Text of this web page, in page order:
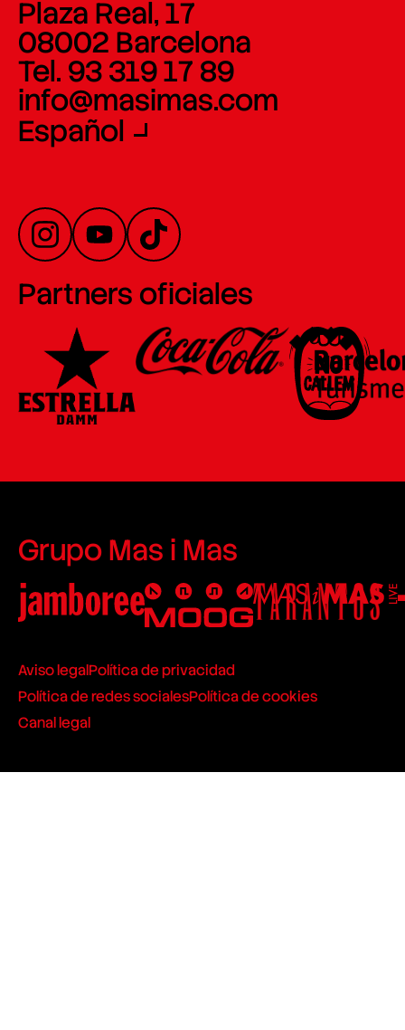
Plaza Real, 17
08002 Barcelona
Tel. 93 319 17 89
info@masimas.com
Español
Partners oficiales
Grupo Mas i Mas
Aviso legalPolítica de privacidad
Política de redes socialesPolítica de cookies
Canal legal